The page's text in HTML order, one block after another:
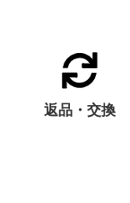
返品・交換